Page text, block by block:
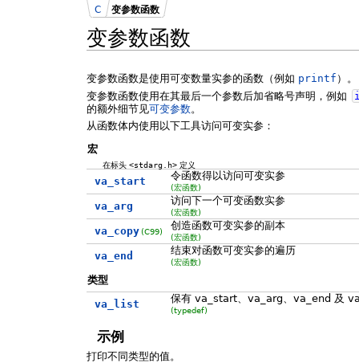
变参数函数
C 变参数函数
变参数函数是使用可变数量实参的函数（例如 printf ）。
变参数函数使用在其最后一个参数后加省略号声明，例如
的额外细节见可变参数。
从函数体内使用以下工具访问可变实参：
宏
在标头<stdarg.h> 定义
va_start 令函数得以访问可变实参
(宏函数)
va_arg 访问下一个可变函数实参
(宏函数)
va_copy (C99) 创造函数可变实参的副本
(宏函数)
va_end 结束对函数可变实参的遍历
(宏函数)
类型
va_list
保有 va_start、va_arg、va_end 及
(typedef)
示例
打印不同类型的值。